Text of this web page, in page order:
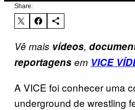
Share:
Vê mais vídeos,
reportagensem VICE
A VICE foi conhecer uma
underground de wrestling